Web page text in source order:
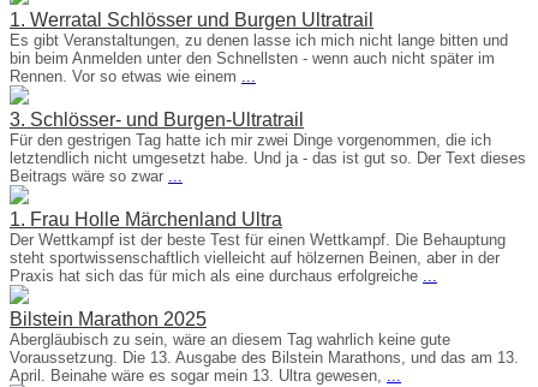
1. Werratal Schlösser und Burgen Ultratrail
Es gibt Veranstaltungen, zu denen lasse ich mich nicht lange bitten und
bin beim Anmelden unter den Schnellsten - wenn auch nicht später im
Rennen. Vor so etwas wie einem
3. Schlösser- und Burgen-Ultratrail
Für den gestrigen Tag hatte ich mir zwei Dinge vorgenommen, die ich
letztendlich nicht umgesetzt habe. Und ja - das ist gut so. Der Text dieses
Beitrags wäre so zwar
1. Frau Holle Märchenland Ultra
Der Wettkampf ist der beste Test für einen Wettkampf. Die Behauptung
steht sportwissenschaftlich vielleicht auf hölzernen Beinen, aber in der
Praxis hat sich das für mich als eine durchaus erfolgreiche
Bilstein Marathon 2025
Abergläubisch zu sein, wäre an diesem Tag wahrlich keine gute
Voraussetzung. Die 13. Ausgabe des Bilstein Marathons, und das am 13.
April. Beinahe wäre es sogar mein 13. Ultra gewesen,